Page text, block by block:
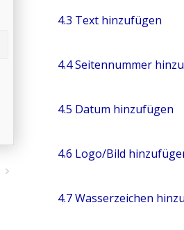
4.3 Text hinzufügen
4.4 Seitennummer
4.5 Datum hinzufügen
4.6 Logo/Bild
4.7 Wasserzeichen